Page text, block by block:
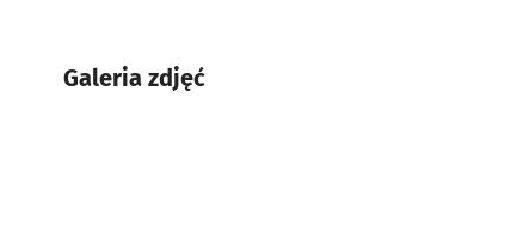
Galeria zdjęć